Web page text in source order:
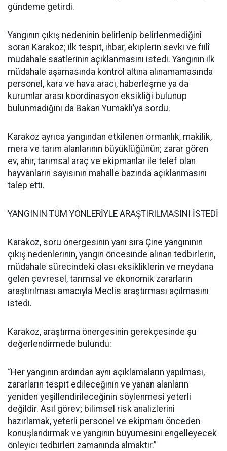
gündeme getirdi.
Yangının çıkış nedeninin belirlenip belirlenmediğini
soran Karakoz; ilk tespit, ihbar, ekiplerin sevki ve fiilî
müdahale saatlerinin açıklanmasını istedi. Yangının ilk
müdahale aşamasında kontrol altına alınamamasında
personel, kara ve hava aracı, haberleşme ya da
kurumlar arası koordinasyon eksikliği bulunup
bulunmadığını da Bakan Yumaklı’ya sordu.
Karakoz ayrıca yangından etkilenen ormanlık, makilik,
mera ve tarım alanlarının büyüklüğünün; zarar gören
ev, ahır, tarımsal araç ve ekipmanlar ile telef olan
hayvanların sayısının mahalle bazında açıklanmasını
talep etti.
YANGININ TÜM YÖNLERİYLE ARAŞTIRILMASINI İSTEDİ
Karakoz, soru önergesinin yanı sıra Çine yangınının
çıkış nedenlerinin, yangın öncesinde alınan tedbirlerin,
müdahale sürecindeki olası eksikliklerin ve meydana
gelen çevresel, tarımsal ve ekonomik zararların
araştırılması amacıyla Meclis araştırması açılmasını
istedi.
Karakoz, araştırma önergesinin gerekçesinde şu
değerlendirmede bulundu:
“Her yangının ardından aynı açıklamaların yapılması,
zararların tespit edileceğinin ve yanan alanların
yeniden yeşillendirileceğinin söylenmesi yeterli
değildir. Asıl görev; bilimsel risk analizlerini
hazırlamak, yeterli personel ve ekipmanı önceden
konuşlandırmak ve yangının büyümesini engelleyecek
önleyici tedbirleri zamanında almaktır.”